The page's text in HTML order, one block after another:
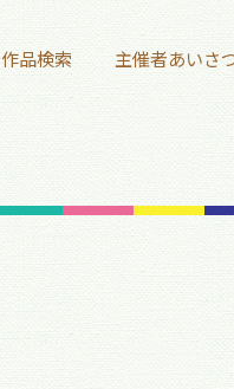
作品検索 主催者あいさ